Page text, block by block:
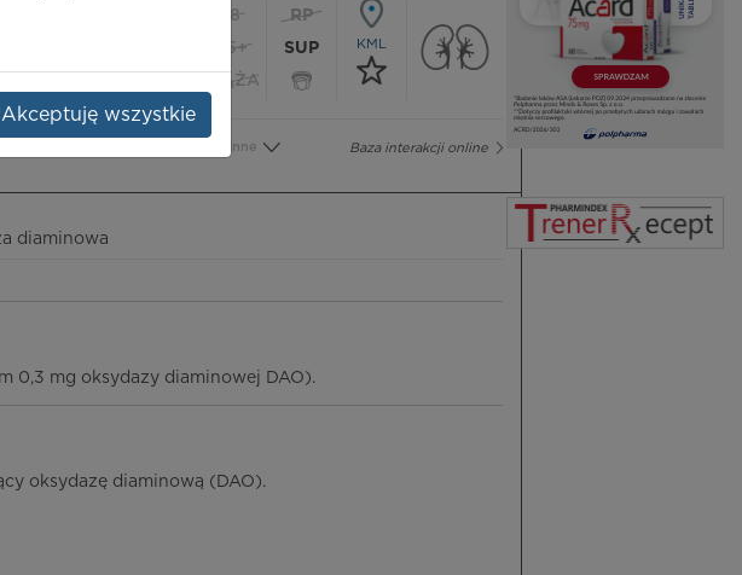
18
65+
CIĄŻA
RP
SUP
KML
Baza interakcji online
Inne
diaminowa
0,3 mg oksydazy diaminowej DAO).
oksydazę diaminową (DAO).
Akceptuję wszystkie